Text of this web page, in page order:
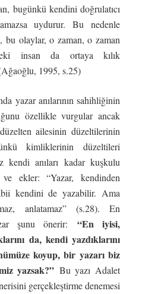
bugünkü kendini doğrulatıcı
uydurur. Bu nedenle
olaylar, o zaman, o zaman
insan da ortaya kılık
1995, s.25)
yazar anılarının sahihliğinin
özellikle vurgular ancak
ailesinin düzeltilerinin
kimliklerinin düzeltileri
anıları kadar kuşkulu
ekler: “Yazar, kendinden
kendini de yazabilir. Ama
anlatamaz” (s.28). En
şunu önerir: “En iyisi,
da, kendi yazdıklarını
koyup, bir yazarı biz
yazsak?” Bu yazı Adalet
gerçekleştirme denemesi